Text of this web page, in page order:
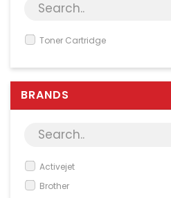
Server & Storage
Supplies
AV & Multimedia
Photo & Video
Toner Cartridge
BRANDS
Activejet
Brother